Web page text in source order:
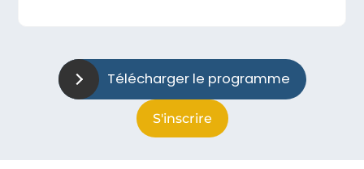
Télécharger le programme
S'inscrire